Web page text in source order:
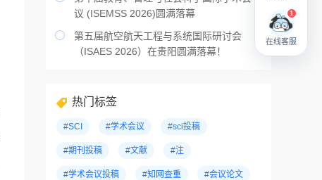
议 (ISEMSS 2026)圆满落幕

第五届航空航天工程与系统国际研讨会
（ISAES 2026）在贵阳圆满落幕！
热门标签
#SCI #学术会议 #sci投稿
#期刊投稿 #文献 #注
#学术会议投稿 #知网查重 #会议论文
在线客服